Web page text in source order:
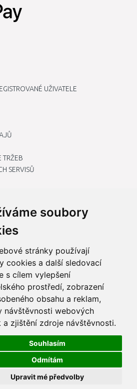
soubory
stránky používají
cookies a další sledovací
s cílem vylepšení
prostředí, zobrazení
obsahu a reklam,
návštěvnosti webových
a zjištění zdroje návštěvnosti.
Souhlasím
Odmítám
Upravit mé předvolby
UŽIVATELE
TRŽEB
SERVISŮ
zaměstnance
s.r.o.
tržeb je prodávající povinen vystavit
je povinen zaevidovat přijatou tržbu u
technického výpadku pak nejpozději
do 48 hodin.